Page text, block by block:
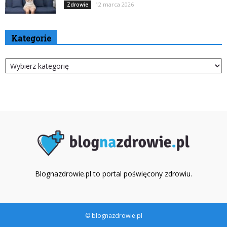
Zdrowie 12 marca 2026
Kategorie
Kategorie
Blognazdrowie.pl to portal poświęcony zdrowiu.
© blognazdrowie.pl